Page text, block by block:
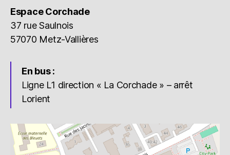
Espace Corchade
37 rue Saulnois
57070 Metz-Vallières
En bus :
Ligne L1 direction « La Corchade » – arrêt
Lorient